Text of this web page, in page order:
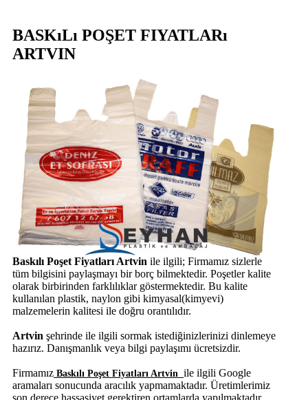
BASKıLı POŞET FIYATLARı
ARTVIN
Baskılı Poşet Fiyatları Artvin ile ilgili; Firmamız sizlerle
tüm bilgisini paylaşmayı bir borç bilmektedir. Poşetler kalite
olarak birbirinden farklılıklar göstermektedir. Bu kalite
kullanılan plastik, naylon gibi kimyasal(kimyevi)
malzemelerin kalitesi ile doğru orantılıdır.
Artvin şehrinde ile ilgili sormak istediğinizlerinizi dinlemeye
hazırız. Danışmanlık veya bilgi paylaşımı ücretsizdir.
Firmamız Baskılı Poşet Fiyatları Artvin ile ilgili Google
aramaları sonucunda aracılık yapmamaktadır. Üretimlerimiz